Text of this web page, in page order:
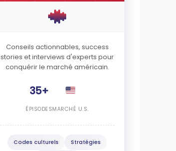
Conseils actionnables, success
stories et interviews d'experts pour
conquérir le marché américain.
35+
ÉPISODESMARCHÉ U.S.
Codes culturels Stratégies